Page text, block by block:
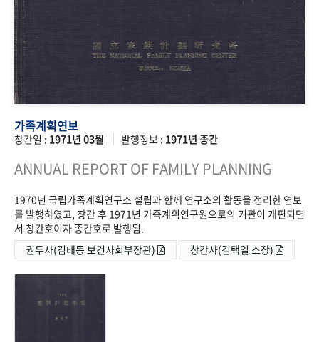
가족계획연보
창간일 : 1971년 03월 발행정보 : 1971년 종간
ANNUAL REPORT OF FAMILY PLANNING
1970년 국립가족계획연구소 설립과 함께 연구소의 활동을 정리한 연보
를 발행하였고, 창간 후 1971년 가족계획연구원으로의 기관이 개편되면
서 창간호이자 종간호로 발행됨.
권두사(김태동 보건사회부장관)
창간사(김택일 소장)